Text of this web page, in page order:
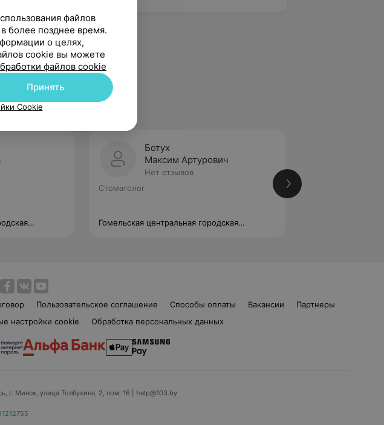
Ботух
Максим Артурович
Нет отзывов
Стоматолог
Гомельская центральная городская
Пользовательское соглашение Способы оплаты Вакансии
Партнеры
настройки cookie Обработка персональных данных
г. Минск, улица Толбухина, 2, пом. 16 | help@103.by
файлов
более позднее время.
о целях,
cookie вы можете
файлов cookie
Принять
Cookie